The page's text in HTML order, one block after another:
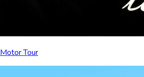
Motor Tour